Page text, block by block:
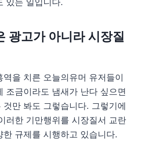
광고가 아니라 시장질
역을 치른 오늘의유머 유저들이
조금이라도 냄새가 난다 싶으면
것만 봐도 그렇습니다. 그렇기에
러한 기만행위를 시장질서 교란
한 규제를 시행하고 있습니다.